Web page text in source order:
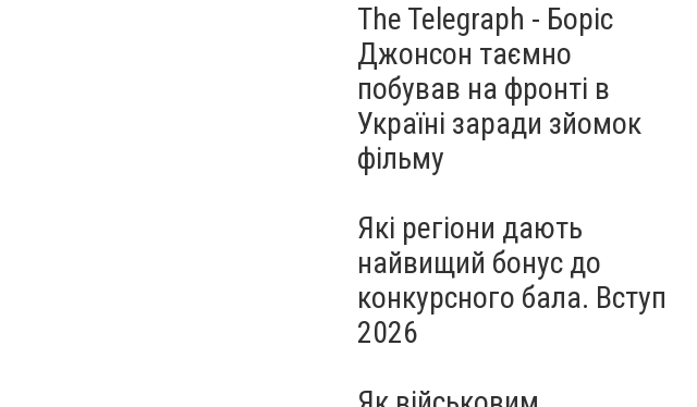
The Telegraph - Боріс
Джонсон таємно
побував на фронті в
Україні заради зйомок
фільму
Які регіони дають
найвищий бонус до
конкурсного бала. Вступ
2026